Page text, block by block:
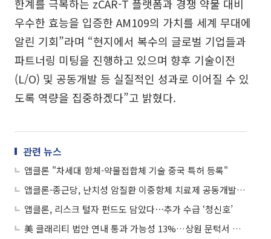
한계를 극복하는 zCAR-T 플랫폼과 경쟁 약물 대비
우수한 효능을 입증한 AM109의 가치를 세계 무대에
알린 기회”라며 “현지에서 복수의 글로벌 기업들과
파트너링 미팅을 진행하고 있으며 향후 기술이전
(L/O) 및 공동개발 등 실질적인 성과로 이어질 수 있
도록 역량을 집중하겠다”고 밝혔다.
관련 뉴스
앱클론 "차세대 항체-약물접합체 기술 중국 특허 등록"
앱클론-종근당, 난치성 암질환 이중항체 치료제 공동개발…차세대 면역항암제 발굴
앱클론, 리스크 털자 펀드도 담았다⋯추가 수급 ‘청신호’
美 클래리티 법안 연내 통과 가능성 13%…상원 문턱서 제동